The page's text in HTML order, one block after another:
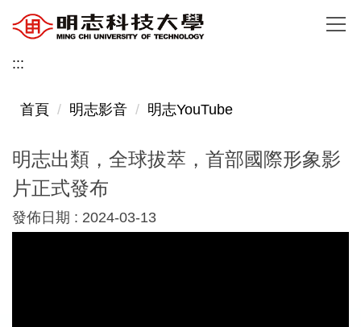
到
主
內
:::
首頁 明志影音 明志YouTube
明志出類，全球拔萃，首部國際形象影
片正式發布
發佈日期 : 2024-03-13